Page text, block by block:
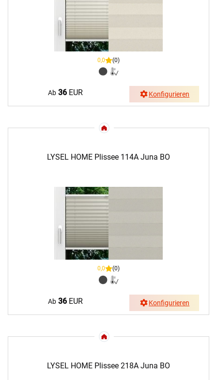
0,0 (0)
Ab 36 EUR Konfigurieren
LYSEL HOME Plissee 114A Juna BO
0,0 (0)
Ab 36 EUR Konfigurieren
LYSEL HOME Plissee 218A Juna BO